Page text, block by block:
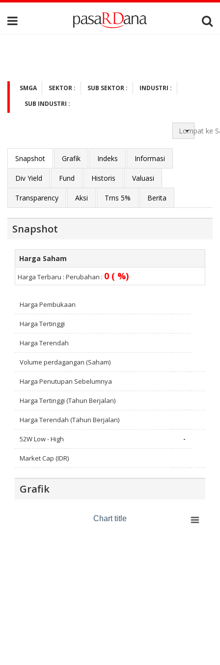
SMGA SEKTOR : SUB SEKTOR :
INDUSTRI :
SUB INDUSTRI :
Lompat ke
Snapshot Grafik Indeks Informasi
Div Yield Fund Historis Valuasi
Transparency Aksi Trns 5% Berita
Snapshot
Harga Saham
Harga Terbaru : Perubahan : 0 ( %)
Harga Pembukaan
Harga Tertinggi
Harga Terendah
Volume perdagangan (Saham)
Harga Penutupan Sebelumnya
Harga Tertinggi (Tahun Berjalan)
Harga Terendah (Tahun Berjalan)
52W Low - High -
Market Cap (IDR)
Grafik
Chart title